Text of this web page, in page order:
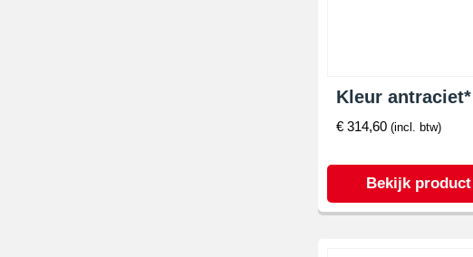
Kleur antraciet*
€ 314,60 (incl. btw)
Bekijk product